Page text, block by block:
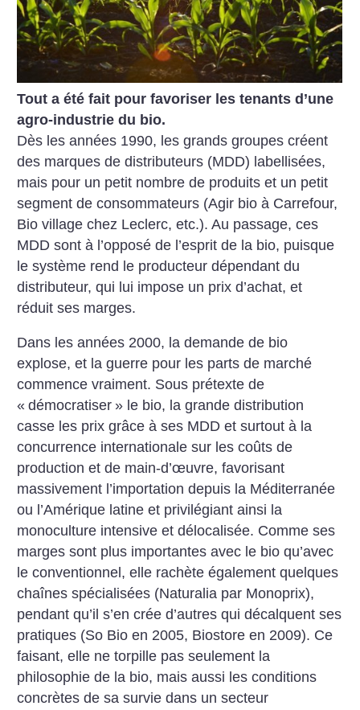
Tout a été fait pour favoriser les tenants d’une
agro-industrie du bio.
Dès les années 1990, les grands groupes créent
des marques de distributeurs (MDD) labellisées,
mais pour un petit nombre de produits et un petit
segment de consommateurs (Agir bio à Carrefour,
Bio village chez Leclerc, etc.). Au passage, ces
MDD sont à l’opposé de l’esprit de la bio, puisque
le système rend le producteur dépendant du
distributeur, qui lui impose un prix d’achat, et
réduit ses marges.
Dans les années 2000, la demande de bio
explose, et la guerre pour les parts de marché
commence vraiment. Sous prétexte de
« démocratiser » le bio, la grande distribution
casse les prix grâce à ses MDD et surtout à la
concurrence internationale sur les coûts de
production et de main-d’œuvre, favorisant
massivement l’importation depuis la Méditerranée
ou l’Amérique latine et privilégiant ainsi la
monoculture intensive et délocalisée. Comme ses
marges sont plus importantes avec le bio qu’avec
le conventionnel, elle rachète également quelques
chaînes spécialisées (Naturalia par Monoprix),
pendant qu’il s’en crée d’autres qui décalquent ses
pratiques (So Bio en 2005, Biostore en 2009). Ce
faisant, elle ne torpille pas seulement la
philosophie de la bio, mais aussi les conditions
concrètes de sa survie dans un secteur